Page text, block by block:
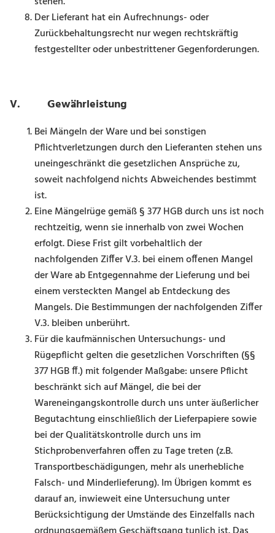
Der Lieferant hat ein Aufrechnungs- oder
Zurückbehaltungsrecht nur wegen rechtskräftig
festgestellter oder unbestrittener Gegenforderungen.
V. Gewährleistung
Bei Mängeln der Ware und bei sonstigen
Pflichtverletzungen durch den Lieferanten stehen uns
uneingeschränkt die gesetzlichen Ansprüche zu,
soweit nachfolgend nichts Abweichendes bestimmt
ist.
Eine Mängelrüge gemäß § 377 HGB durch uns ist noch
rechtzeitig, wenn sie innerhalb von zwei Wochen
erfolgt. Diese Frist gilt vorbehaltlich der
nachfolgenden Ziffer V.3. bei einem offenen Mangel
der Ware ab Entgegennahme der Lieferung und bei
einem versteckten Mangel ab Entdeckung des
Mangels. Die Bestimmungen der nachfolgenden Ziffer
V.3. bleiben unberührt.
Für die kaufmännischen Untersuchungs- und
Rügepflicht gelten die gesetzlichen Vorschriften (§§
377 HGB ff.) mit folgender Maßgabe: unsere Pflicht
beschränkt sich auf Mängel, die bei der
Wareneingangskontrolle durch uns unter äußerlicher
Begutachtung einschließlich der Lieferpapiere sowie
bei der Qualitätskontrolle durch uns im
Stichprobenverfahren offen zu Tage treten (z.B.
Transportbeschädigungen, mehr als unerhebliche
Falsch- und Minderlieferung). Im Übrigen kommt es
darauf an, inwieweit eine Untersuchung unter
Berücksichtigung der Umstände des Einzelfalls nach